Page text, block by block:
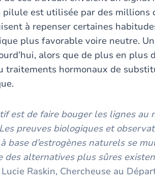
est utilisée par des millions
à repenser certaines
plus favorable voire neutre.
alors que de plus en plus
traitements hormonaux de
est de faire bouger les lignes au
preuves biologiques et
base d’estrogènes naturels se
des alternatives plus sûres
Raskin, Chercheuse au